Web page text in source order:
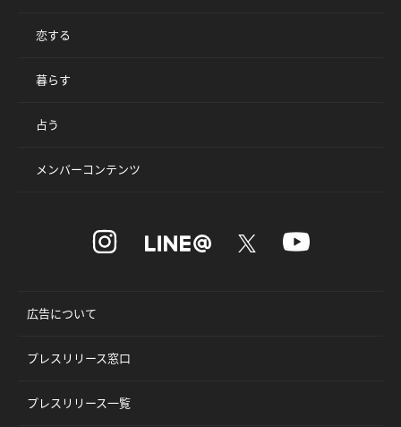
恋する
暮らす
占う
メンバーコンテンツ
広告について
プレスリリース窓口
プレスリリース一覧